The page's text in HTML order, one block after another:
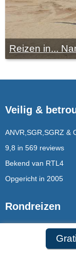
Reizen in...
Veilig &
ANVR,SGR,SGRZ &
9,8 in 569 reviews
Bekend van RTL4
Opgericht in 2005
Rondreizen
Rondreizen Mauritius
Rondreizen Puglia